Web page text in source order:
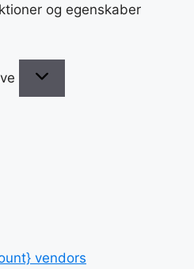
og egenskaber
vendors